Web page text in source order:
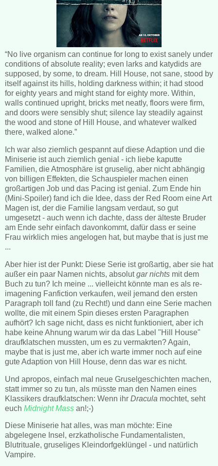
“No live organism can continue for long to exist sanely under
conditions of absolute reality; even larks and katydids are
supposed, by some, to dream. Hill House, not sane, stood by
itself against its hills, holding darkness within; it had stood
for eighty years and might stand for eighty more. Within,
walls continued upright, bricks met neatly, floors were firm,
and doors were sensibly shut; silence lay steadily against
the wood and stone of Hill House, and whatever walked
there, walked alone.”
Ich war also ziemlich gespannt auf diese Adaption und die
Miniserie ist auch ziemlich genial - ich liebe kaputte
Familien, die Atmosphäre ist gruselig, aber nicht abhängig
von billigen Effekten, die Schauspieler machen einen
großartigen Job und das Pacing ist genial. Zum Ende hin
(Mini-Spoiler) fand ich die Idee, dass der Red Room eine Art
Magen ist, der die Familie langsam verdaut, so gut
umgesetzt - auch wenn ich dachte, dass der älteste Bruder
am Ende sehr einfach davonkommt, dafür dass er seine
Frau wirklich mies angelogen hat, but maybe that is just me
...
Aber hier ist der Punkt: Diese Serie ist großartig, aber sie hat
außer ein paar Namen nichts, absolutgar nichts mit dem
Buch zu tun? Ich meine ... vielleicht könnte man es als re-
imagening Fanfiction verkaufen, weil jemand den ersten
Paragraph toll fand (zu Recht!) und dann eine Serie machen
wollte, die mit einem Spin dieses ersten Paragraphen
aufhört? Ich sage nicht, dass es nicht funktioniert, aber ich
habe keine Ahnung warum wir da das Label "Hill House"
draufklatschen mussten, um es zu vermakrten? Again,
maybe that is just me, aber ich warte immer noch auf eine
gute Adaption von Hill House, denn das war es nicht.
Und apropos, einfach mal neue Gruselgeschichten machen,
statt immer so zu tun, als müsste man den Namen eines
Klassikers draufklatschen: Wenn ihr Dracula mochtet, seht
euch Midnight Mass an!;-)
Diese Miniserie hat alles, was man möchte: Eine
abgelegene Insel, erzkatholische Fundamentalisten,
Blutrituale, gruseliges Kleindorfgeklüngel - und natürlich
Vampire.